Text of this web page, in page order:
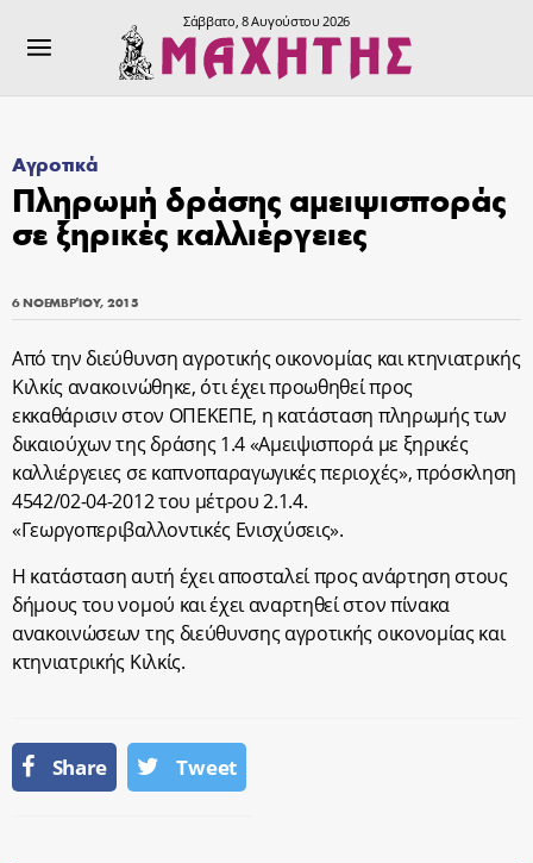
Σάββατο, 8 Αυγούστου 2026
Αγροτικά
Πληρωμή δράσης αμειψισποράς
σε ξηρικές καλλιέργειες
6 ΝΟΕΜΒΡΊΟΥ, 2015
Από την διεύθυνση αγροτικής οικονομίας και κτηνιατρικής
Κιλκίς ανακοινώθηκε, ότι έχει προωθηθεί προς
εκκαθάρισιν στον ΟΠΕΚΕΠΕ, η κατάσταση πληρωμής των
δικαιούχων της δράσης 1.4 «Αμειψισπορά με ξηρικές
καλλιέργειες σε καπνοπαραγωγικές περιοχές», πρόσκληση
4542/02-04-2012 του μέτρου 2.1.4.
«Γεωργοπεριβαλλοντικές Ενισχύσεις».
Η κατάσταση αυτή έχει αποσταλεί προς ανάρτηση στους
δήμους του νομού και έχει αναρτηθεί στον πίνακα
ανακοινώσεων της διεύθυνσης αγροτικής οικονομίας και
κτηνιατρικής Κιλκίς.
Share Tweet